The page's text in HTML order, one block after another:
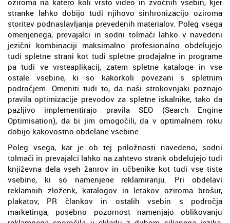
oziroma na katero koli vrsto video in zvočnih vsebin, kjer
stranke lahko dobijo tudi njihovo sinhronizacijo oziroma
storitev podnaslavljanja prevedenih materialov. Poleg vsega
omenjenega, prevajalci in sodni tolmači lahko v navedeni
jezični kombinaciji maksimalno profesionalno obdelujejo
tudi spletne strani kot tudi spletne prodajalne in programe
pa tudi ve vrsteaplikacij, zatem spletne kataloge in vse
ostale vsebine, ki so kakorkoli povezani s spletnim
področjem. Omeniti tudi to, da naši strokovnjaki poznajo
pravila optimizacije prevodov za spletne iskalnike, tako da
pazljivo implementirajo pravila SEO (Search Engine
Optimisation), da bi jim omogočili, da v optimalnem roku
dobijo kakovostno obdelane vsebine.
Poleg vsega, kar je ob tej priložnosti navedeno, sodni
tolmači in prevajalci lahko na zahtevo strank obdelujejo tudi
književna dela vseh žanrov in učbenike kot tudi vse tiste
vsebine, ki so namenjene reklamiranju. Pri obdelavi
reklamnih zloženk, katalogov in letakov oziroma brošur,
plakatov, PR člankov in ostalih vsebin s področja
marketinga, posebno pozornost namenjajo oblikovanju